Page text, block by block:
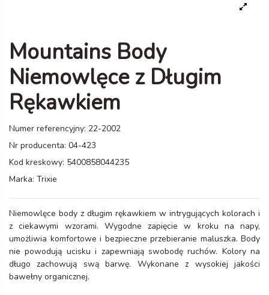
Mountains Body
Niemowlęce z Długim
Rękawkiem
Numer referencyjny: 22-2002
Nr producenta: 04-423
Kod kreskowy: 5400858044235
Marka: Trixie
Niemowlęce body z długim rękawkiem w intrygujących kolorach i
z ciekawymi wzorami. Wygodne zapięcie w kroku na napy,
umożliwia komfortowe i bezpieczne przebieranie maluszka. Body
nie powodują ucisku i zapewniają swobodę ruchów. Kolory na
długo zachowują swą barwę. Wykonane z wysokiej jakości
bawełny organicznej.